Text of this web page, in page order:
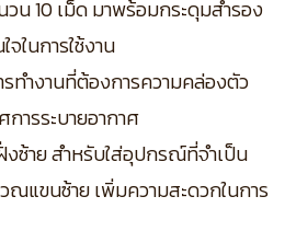
น 10 เม็ด มาพร้อมกระดุมสำรอง
ในการใช้งาน
ทำงานที่ต้องการความคล่องตัว
การระบายอากาศ
งซ้าย สำหรับใส่อุปกรณ์ที่จำเป็น
ณแขนซ้าย เพิ่มความสะดวกในการ